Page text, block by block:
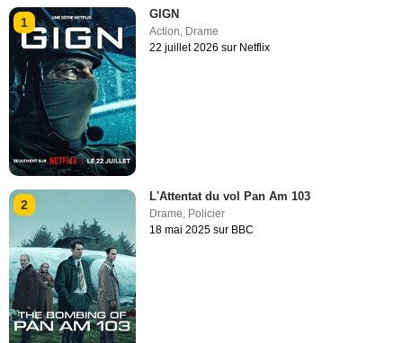
1
GIGN
Action Drame
22 juillet 2026 sur Netflix
2
L'Attentat du vol Pan Am 103
Drame, Policier
18 mai 2025 sur BBC